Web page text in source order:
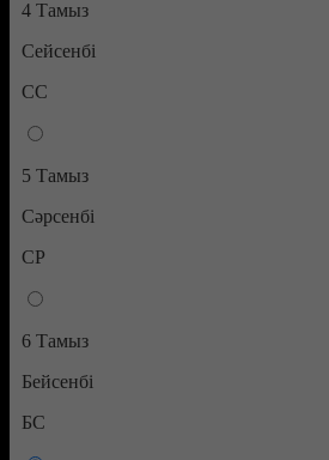
4 Тамыз
Сейсенбі
СС
5 Тамыз
Сәрсенбі
СР
6 Тамыз
Бейсенбі
БС